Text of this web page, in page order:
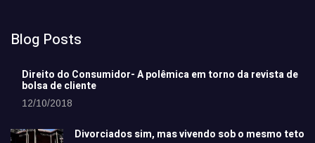
Blog Posts
Direito do Consumidor- A polêmica em torno da revista de
bolsa de cliente
12/10/2018
Divorciados sim, mas vivendo sob o mesmo teto